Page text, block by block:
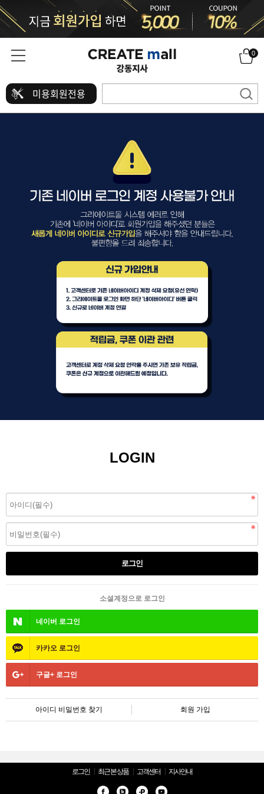
0
미용회원전용
LOGIN
소셜계정으로 로그인
네이버 로그인
카카오 로그인
구글+ 로그인
아이디 비밀번호 찾기 회원 가입
로그인 최근 본 상품 고객센터 지사안내